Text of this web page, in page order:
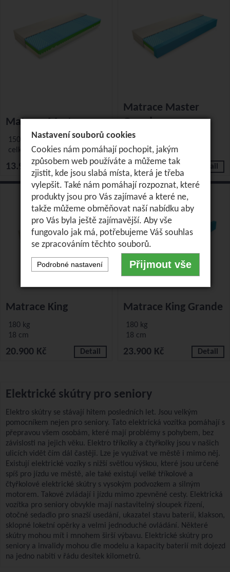
Matrace Master
150 kg
celková výška 15 cm
13.900 Kč Detail
Matrace Master
Grande
150 kg
celková výška 15 cm
15.900 Kč Detail
Matrace King
180 kg
18 cm
20.900 Kč Detail
Matrace King Grande
180 kg
18 cm
23.900 Kč Detail
Elektrické skútry pro seniory
Elektro skútry se stávají hitem posledních let. Jsou velkým
pomocníkem nejen pro seniory. Tato elektrická vozítka pomáhají s
přepravou všem osobám, které mají problémy s pohybem, bez
závislosti na jejich věku. Elektro tříkolky a čtyřkolky jsou v našich
ulicích vidět čím dál častěji. Lze je využívat ve městě i mimo něj.
Existují elektrické vozíky s nižší světlou výškou, které jsou určené
spíš pro jízdu ve městě, ale také existují velké tříkolové a
čtyřkolové elektrické skútry s vysokým podvozkem a silným
motorem. Takové zvládají i jízdu mimo zpevněné cesty. Elektrická
vozítka pro seniory obvykle mají nastavitelný sloupek řízení,
otočné sedadlo pro snazší usedání, ukazatel stavu baterií, klakson,
sklopné loketní opěrky a velmi jednoduché ovládání. Některé
skútry mohou mít i mnohem širší výbavu. Elektrické skútry pro
seniory a invalidy mohou dle modelu a kapacity baterií mít dojezd
na jedno nabití v řádu desítek kilometrů.
Nastavení souborů cookies
Cookies nám pomáhají pochopit, jakým
způsobem web používáte a můžeme tak
zjistit, kde jsou slabá místa, která je třeba
vylepšit. Také nám pomáhají rozpoznat, které
produkty jsou pro Vás zajímavé a které ne,
takže můžeme obměňovat naší nabídku aby
pro Vás byla ještě zajímavější. Aby vše
fungovalo jak má, potřebujeme Váš souhlas
se zpracováním těchto souborů.
Podrobné nastavení Přijmout vše